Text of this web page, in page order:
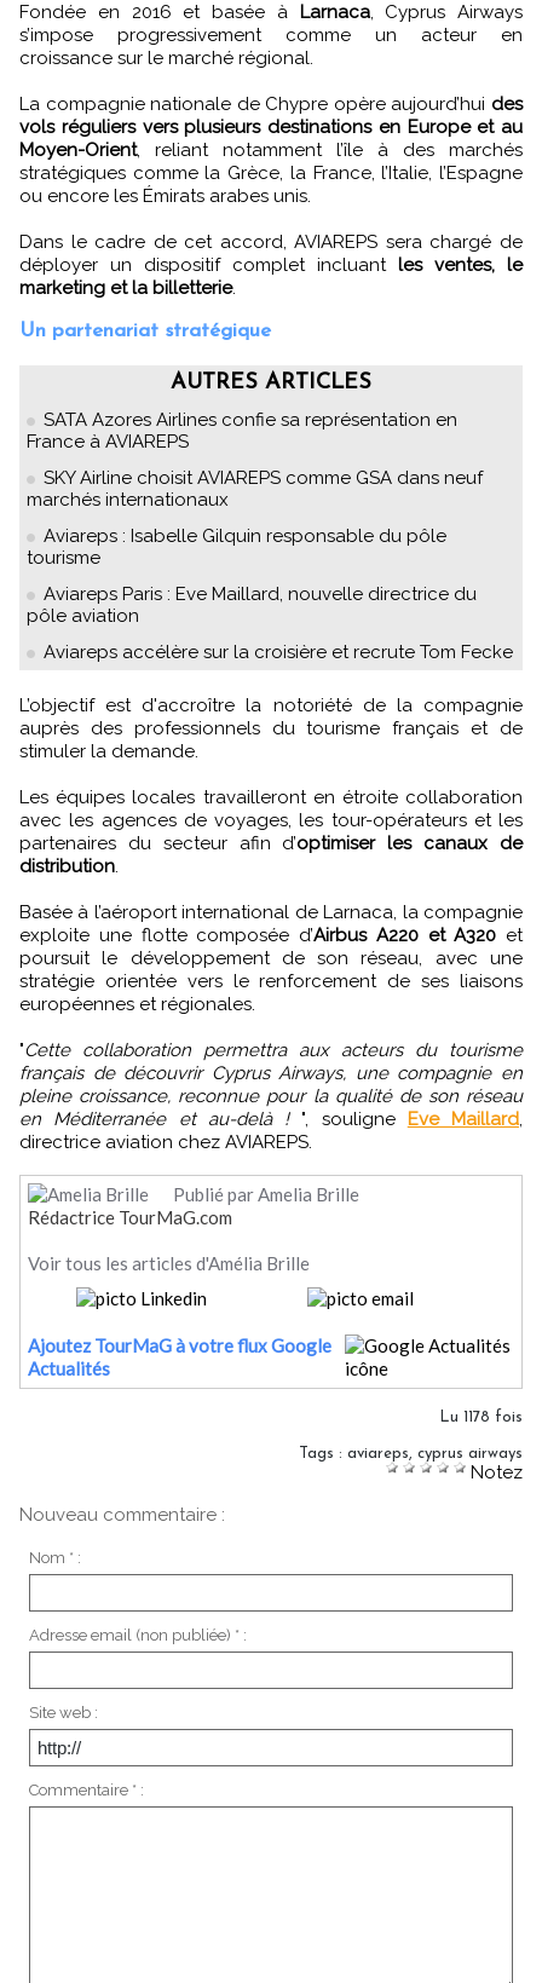
Fondée en 2016 et basée à Larnaca, Cyprus Airways
s’impose progressivement comme un acteur en
croissance sur le marché régional.
La compagnie nationale de Chypre opère aujourd’hui des
vols réguliers vers plusieurs destinations en Europe et au
Moyen-Orient, reliant notamment l’île à des marchés
stratégiques comme la Grèce, la France, l’Italie, l’Espagne
ou encore les Émirats arabes unis.
Dans le cadre de cet accord, AVIAREPS sera chargé de
déployer un dispositif complet incluant les ventes, le
marketing et la billetterie.
Un partenariat stratégique
AUTRES ARTICLES
SATA Azores Airlines confie sa représentation en
France à AVIAREPS
SKY Airline choisit AVIAREPS comme GSA dans neuf
marchés internationaux
Aviareps : Isabelle Gilquin responsable du pôle
tourisme
Aviareps Paris : Eve Maillard, nouvelle directrice du
pôle aviation
Aviareps accélère sur la croisière et recrute Tom Fecke
L’objectif est d'accroître la notoriété de la compagnie
auprès des professionnels du tourisme français et de
stimuler la demande.
Les équipes locales travailleront en étroite collaboration
avec les agences de voyages, les tour-opérateurs et les
partenaires du secteur afin d’optimiser les canaux de
distribution.
Basée à l’aéroport international de Larnaca, la compagnie
exploite une flotte composée d’Airbus A220 et A320 et
poursuit le développement de son réseau, avec une
stratégie orientée vers le renforcement de ses liaisons
européennes et régionales.
"Cette collaboration permettra aux acteurs du tourisme
français de découvrir Cyprus Airways, une compagnie en
pleine croissance, reconnue pour la qualité de son réseau
en Méditerranée et au-delà !", souligne Eve Maillard,
directrice aviation chez AVIAREPS.
Publié par Amelia Brille
Rédactrice TourMaG.com
Voir tous les articles d'Amélia Brille
Ajoutez TourMaG à votre flux Google
Actualités
Lu 1178 fois
Tags : aviareps, cyprus airways
Notez
Nouveau commentaire :
Nom * :
Adresse email (non publiée) * :
Site web :
Commentaire * :